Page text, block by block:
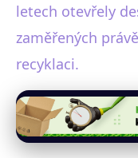
letech otevřely
zaměřených
recyklaci.